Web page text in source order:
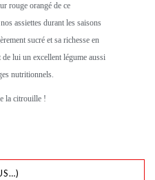
rouge orangé de ce
assiettes durant les saisons
sucré et sa richesse en
lui un excellent légume aussi
nutritionnels.
la citrouille !